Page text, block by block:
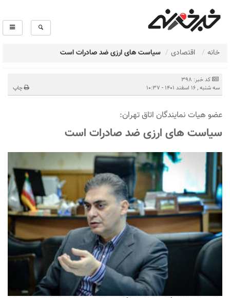
خانه اقتصادی سیاست های ارزی ضد صادرات است
کد خبر: 398
سه شنبه , 16 اسفند 1401 - 10:37
چاپ
عضو هیات نمایندگان اتاق تهران:
سیاست های ارزی ضد صادرات است